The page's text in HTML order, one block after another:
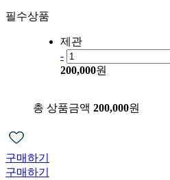
필수상품
제관
-
200,000원
총 상품금액 200,000원
구매하기
구매하기